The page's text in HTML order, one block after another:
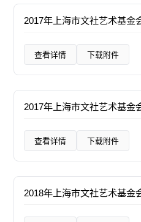
2017年上海市文社艺术基金
查看详情 下载附件
2017年上海市文社艺术基金
查看详情 下载附件
2018年上海市文社艺术基金